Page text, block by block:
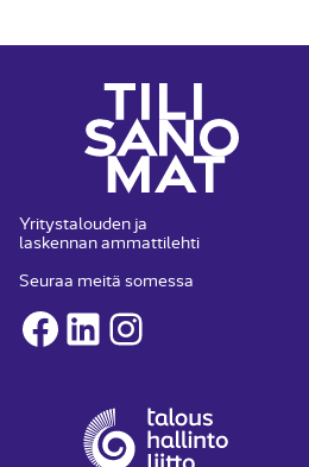
Yritystalouden ja
laskennan ammattilehti
Seuraa meitä somessa
Facebook
LinkedInInstagram